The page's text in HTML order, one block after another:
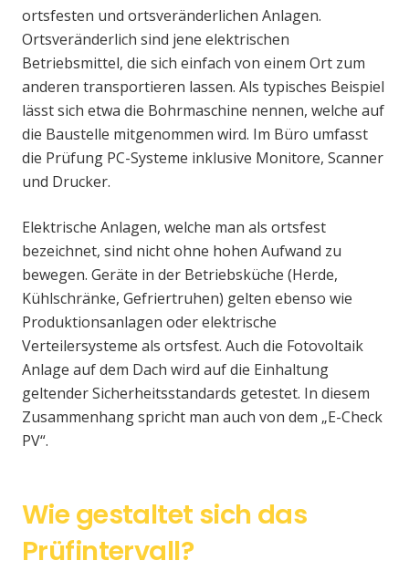
ortsfesten und ortsveränderlichen Anlagen.
Ortsveränderlich sind jene elektrischen
Betriebsmittel, die sich einfach von einem Ort zum
anderen transportieren lassen. Als typisches Beispiel
lässt sich etwa die Bohrmaschine nennen, welche auf
die Baustelle mitgenommen wird. Im Büro umfasst
die Prüfung PC-Systeme inklusive Monitore, Scanner
und Drucker.
Elektrische Anlagen, welche man als ortsfest
bezeichnet, sind nicht ohne hohen Aufwand zu
bewegen. Geräte in der Betriebsküche (Herde,
Kühlschränke, Gefriertruhen) gelten ebenso wie
Produktionsanlagen oder elektrische
Verteilersysteme als ortsfest. Auch die Fotovoltaik
Anlage auf dem Dach wird auf die Einhaltung
geltender Sicherheitsstandards getestet. In diesem
Zusammenhang spricht man auch von dem „E-Check
PV“.
Wie gestaltet sich das
Prüfintervall?